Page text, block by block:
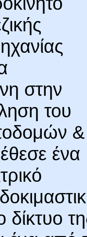
στην
του
&
ένα
δίκτυο
Μουσική από
Video:
καταιγίδα
Εντυπωσιακές
από
Abbey,
Υποθαλάσσιο
στην
Η νέα
Αθήνας από
που κάνει το
Ο Κομήτης
φωτίσει τη Γη
κι απ' το
Συγκινητικό
λεοπάρδαλη
μωρό
Alesund: Μια
Νορβηγία που
Η γάτα και το